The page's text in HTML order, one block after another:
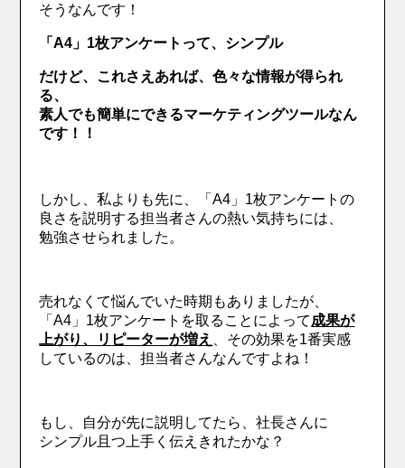
そうなんです！
「A4」1枚アンケートって、シンプル
だけど、これさえあれば、色々な情報が得られ
る、
素人でも簡単にできるマーケティングツールなん
です！！
しかし、私よりも先に、「A4」1枚アンケートの
良さを説明する担当者さんの熱い気持ちには、
勉強させられました。
売れなくて悩んでいた時期もありましたが、
「A4」1枚アンケートを取ることによって成果が
上がり、リピーターが増え
、その効果を1番実感
しているのは、担当者さんなんですよね！
もし、自分が先に説明してたら、社長さんに
シンプル且つ上手く伝えきれたかな？